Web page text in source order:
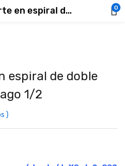
Fresa de corte en espiral de doble rodamiento vástago 1/2 0
espiral de doble
1/2